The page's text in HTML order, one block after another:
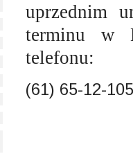
uprzednim
terminu w
telefonu:
(61) 65-12-